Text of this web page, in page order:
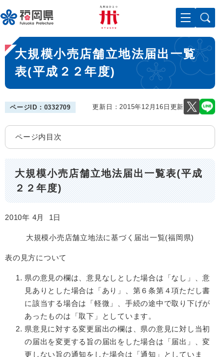
ー
ジ
先
頭
。
メニューを飛ばして本文へ
本
文
大規模小売店舗立地法届出一覧
表(平成２２年度)
ページID：0332709 更新日：2015年12月16日更新
ページ内目次
大規模小売店舗立地法届出一覧表(平成
２２年度)
2010年 4月 1日
大規模小売店舗立地法に基づく届出一覧(福岡県)
表の見方について
県の意見の欄は、意見なしとした場合は「なし」、意
見ありとした場合は「あり」、第６条第４項ただし書
に該当する場合は「軽微」、手続の途中で取り下げが
あったものは「取下」としています。
県意見に対する変更届出の欄は、県の意見に対し当初
の届出を変更する旨の届出をした場合は「届出」、変
更しない旨の通知をした場合は「通知」としていま